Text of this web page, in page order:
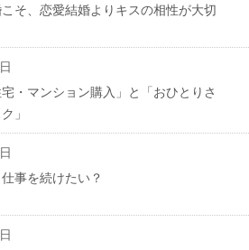
そ、恋愛結婚よりキスの相性が大切
宅・マンション購入」と「おひとりさ
」
事を続けたい？